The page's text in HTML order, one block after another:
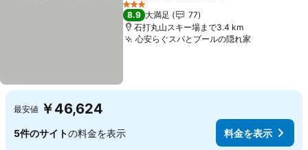
3 ホテルのランク
8.9 大満足
77
石打丸山スキー場まで3.4 km
心安らぐスパとプールの隠れ家
最安値 ￥46,624
5件のサイトの料金を表示 料金を表示